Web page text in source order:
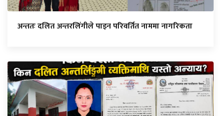
अन्ततः दलित अन्तरलिंगीले पाइन परिवर्तित नाममा नागरिकता